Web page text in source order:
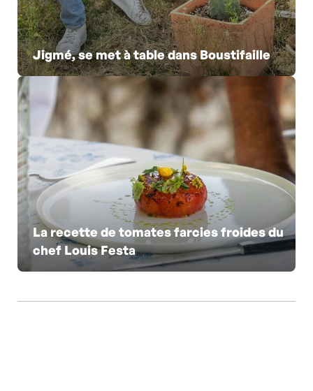
Jigmé, se met à table dans Boustifaille
La recette de tomates farcies froides du
chef Louis Festa